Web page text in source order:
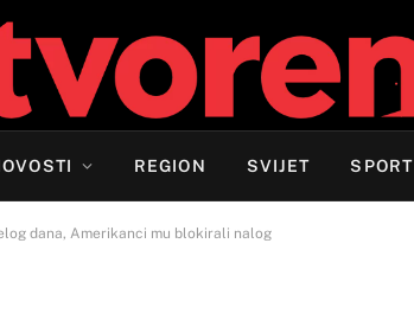
REGION SVIJET SPORT
dana, Amerikanci mu blokirali nalog